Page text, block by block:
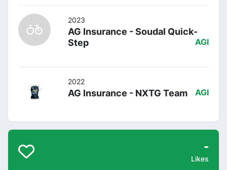
2023
AG Insurance - Soudal Quick-
Step
AGI
2022
AG Insurance - NXTG Team AGI
-
Likes